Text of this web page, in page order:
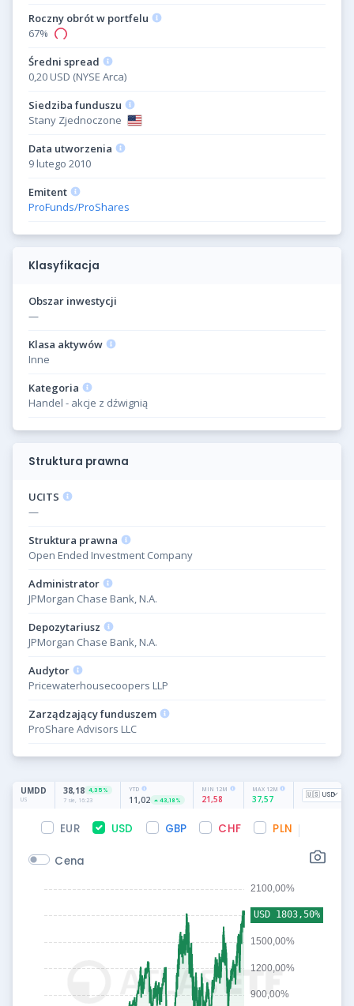
Roczny obrót w portfelu
67%
Średni spread
0,20 USD (NYSE Arca)
Siedziba funduszu
Stany Zjednoczone
Data utworzenia
9 lutego 2010
Emitent
ProFunds/ProShares
Klasyfikacja
Obszar inwestycji
—
Klasa aktywów
Inne
Kategoria
Handel - akcje z dźwignią
Struktura prawna
UCITS
—
Struktura prawna
Open Ended Investment Company
Administrator
JPMorgan Chase Bank, N.A.
Depozytariusz
JPMorgan Chase Bank, N.A.
Audytor
Pricewaterhousecoopers LLP
Zarządzający funduszem
ProShare Advisors LLC
EUR USD GBP CHF PLN
Cena